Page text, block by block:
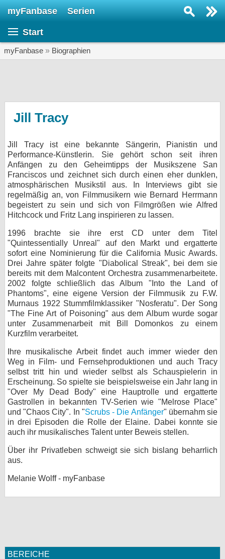
myFanbase Serien
Start
myFanbase » Biographien
Jill Tracy
Jill Tracy ist eine bekannte Sängerin, Pianistin und
Performance-Künstlerin. Sie gehört schon seit ihren
Anfängen zu den Geheimtipps der Musikszene San
Franciscos und zeichnet sich durch einen eher dunklen,
atmosphärischen Musikstil aus. In Interviews gibt sie
regelmäßig an, von Filmmusikern wie Bernard Herrmann
begeistert zu sein und sich von Filmgrößen wie Alfred
Hitchcock und Fritz Lang inspirieren zu lassen.
1996 brachte sie ihre erst CD unter dem Titel
"Quintessentially Unreal" auf den Markt und ergatterte
sofort eine Nominierung für die California Music Awards.
Drei Jahre später folgte "Diabolical Streak", bei dem sie
bereits mit dem Malcontent Orchestra zusammenarbeitete.
2002 folgte schließlich das Album "Into the Land of
Phantoms", eine eigene Version der Filmmusik zu F.W.
Murnaus 1922 Stummfilmklassiker "Nosferatu". Der Song
"The Fine Art of Poisoning" aus dem Album wurde sogar
unter Zusammenarbeit mit Bill Domonkos zu einem
Kurzfilm verarbeitet.
Ihre musikalische Arbeit findet auch immer wieder den
Weg in Film- und Fernsehproduktionen und auch Tracy
selbst tritt hin und wieder selbst als Schauspielerin in
Erscheinung. So spielte sie beispielsweise ein Jahr lang in
"Over My Dead Body" eine Hauptrolle und ergatterte
Gastrollen in bekannten TV-Serien wie "Melrose Place"
und "Chaos City". In "Scrubs - Die Anfänger" übernahm sie
in drei Episoden die Rolle der Elaine. Dabei konnte sie
auch ihr musikalisches Talent unter Beweis stellen.
Über ihr Privatleben schweigt sie sich bislang beharrlich
aus.
Melanie Wolff - myFanbase
BEREICHE
KULTUR
Specials
SERVICE
Gewinnspiele
Forum
bei X
bei Facebook
Kontakt
Nutzungsbedingungen
Cookie-Einstellungen
Impressum
Desktop-Ansicht
myFanbase